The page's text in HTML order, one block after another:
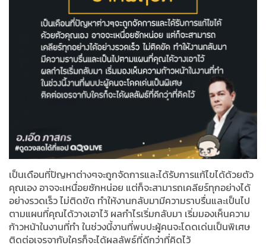
เป็นเดือนที่ปัญหาต่างๆจะถูกจัดการและได้รับการแก้ไขได้ด้วยตัว
คุณเอง อาจจะเหนื่อยซักหน่อย แต่ก็จะสามารถเคลียร์ทุกอย่างได้
อย่างรวดเร็ว ไม่ติดขัด ทำให้งานกลับมามีความราบรื่นและเป็นไป
ตามแผนที่คุณได้วางเอาไว้ ผลกำไรเริ่มกลับมา เริ่มมองเห็นความ
ก้าวหน้าในงานที่ทำ ในช่วงนี้งานที่พบปะผู้คนจะโดดเด่นเป็นพิเศษ
ติดต่อเจรจากับใครก็จะได้ผลลัพธ์ที่ดีกว่าที่คิดไว้